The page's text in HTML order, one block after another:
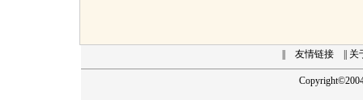
友情链接 || 关
Copyright©